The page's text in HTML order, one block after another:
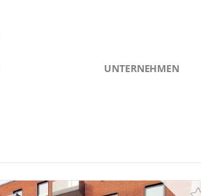
UNTERNEHMEN